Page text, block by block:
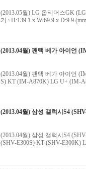
(2013.05월) LG 옵티머스GK
기 : H:139.1 x W:69.9 x D:9.9
(2013.04월) 팬택 베가 아이언
(2013.04월) 팬택 베가 아이언
S) KT (IM-A870K) LG U+ (IM-
(2013.04월) 삼성 갤럭시S4
(2013.04월) 삼성 갤럭시S4
(SHV-E300S) KT (SHV-E300K)